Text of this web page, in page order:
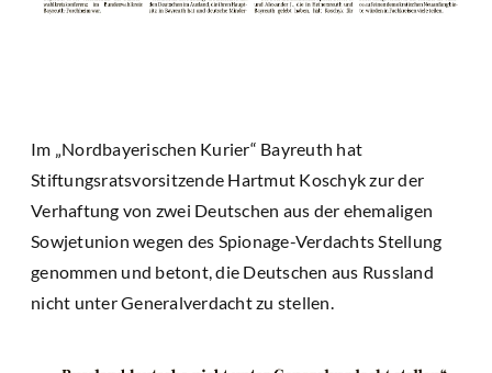
Im „Nordbayerischen Kurier“ Bayreuth hat
Stiftungsratsvorsitzende Hartmut Koschyk zur der
Verhaftung von zwei Deutschen aus der ehemaligen
Sowjetunion wegen des Spionage-Verdachts Stellung
genommen und betont, die Deutschen aus Russland
nicht unter Generalverdacht zu stellen.